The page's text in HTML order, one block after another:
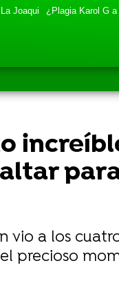
Joaqui ¿Plagia Karol G a
vio a los
precioso